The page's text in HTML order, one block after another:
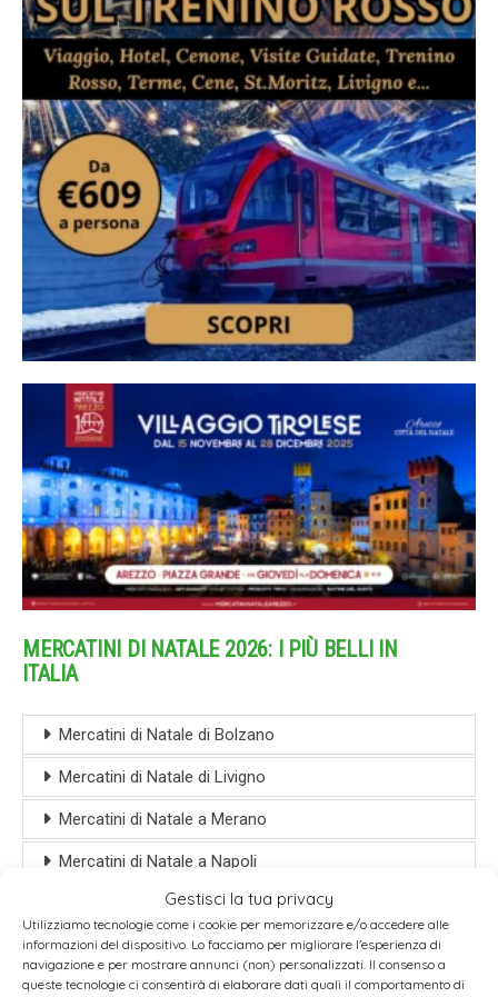
Gestisci la tua privacy
Utilizziamo tecnologie come i cookie per memorizzare e/o accedere alle
informazioni del dispositivo. Lo facciamo per migliorare l'esperienza di
navigazione e per mostrare annunci (non) personalizzati. Il consenso a
queste tecnologie ci consentirà di elaborare dati quali il comportamento di
MERCATINI DI NATALE 2026: I PIÙ BELLI IN
ITALIA
Mercatini di Natale di Bolzano
Mercatini di Natale di Livigno
Mercatini di Natale a Merano
Mercatini di Natale a Napoli
Mercatini di Natale a San Candido
Mercatini di Natale in Tirolo
Mercatini di Natale a Trento